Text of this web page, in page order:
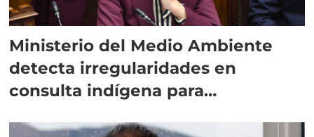
Ministerio del Medio Ambiente
detecta irregularidades en
consulta indígena para